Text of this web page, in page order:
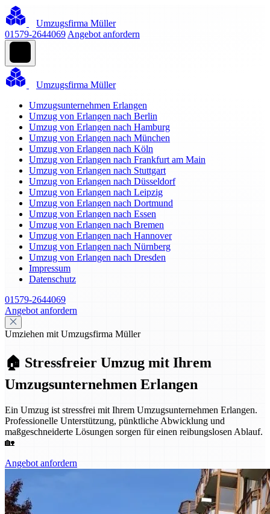
Umzugsfirma Müller
01579-2644069 Angebot anfordern
Umzugsfirma Müller
Umzugsunternehmen Erlangen
Umzug von Erlangen nach Berlin
Umzug von Erlangen nach Hamburg
Umzug von Erlangen nach München
Umzug von Erlangen nach Köln
Umzug von Erlangen nach Frankfurt am Main
Umzug von Erlangen nach Stuttgart
Umzug von Erlangen nach Düsseldorf
Umzug von Erlangen nach Leipzig
Umzug von Erlangen nach Dortmund
Umzug von Erlangen nach Essen
Umzug von Erlangen nach Bremen
Umzug von Erlangen nach Hannover
Umzug von Erlangen nach Nürnberg
Umzug von Erlangen nach Dresden
Impressum
Datenschutz
01579-2644069
Angebot anfordern
Umziehen mit Umzugsfirma Müller
🏠 Stressfreier Umzug mit Ihrem
Umzugsunternehmen Erlangen
Ein Umzug ist stressfrei mit Ihrem Umzugsunternehmen Erlangen.
Professionelle Unterstützung, pünktliche Abwicklung und
maßgeschneiderte Lösungen sorgen für einen reibungslosen Ablauf.
🏡
Angebot anfordern